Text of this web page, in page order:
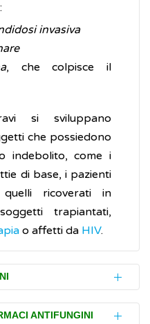
invasiva
, che colpisce il
si sviluppano
che possiedono
indebolito, come i
di base, i pazienti
quelli ricoverati in
trapiantati,
o affetti da HIV.
disponibili come:
ANTIFUNGINI